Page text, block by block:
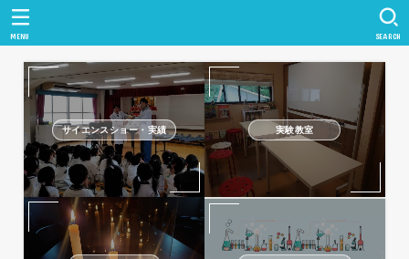
SEARCH
MENU
サイエンスショー・実績 実験教室